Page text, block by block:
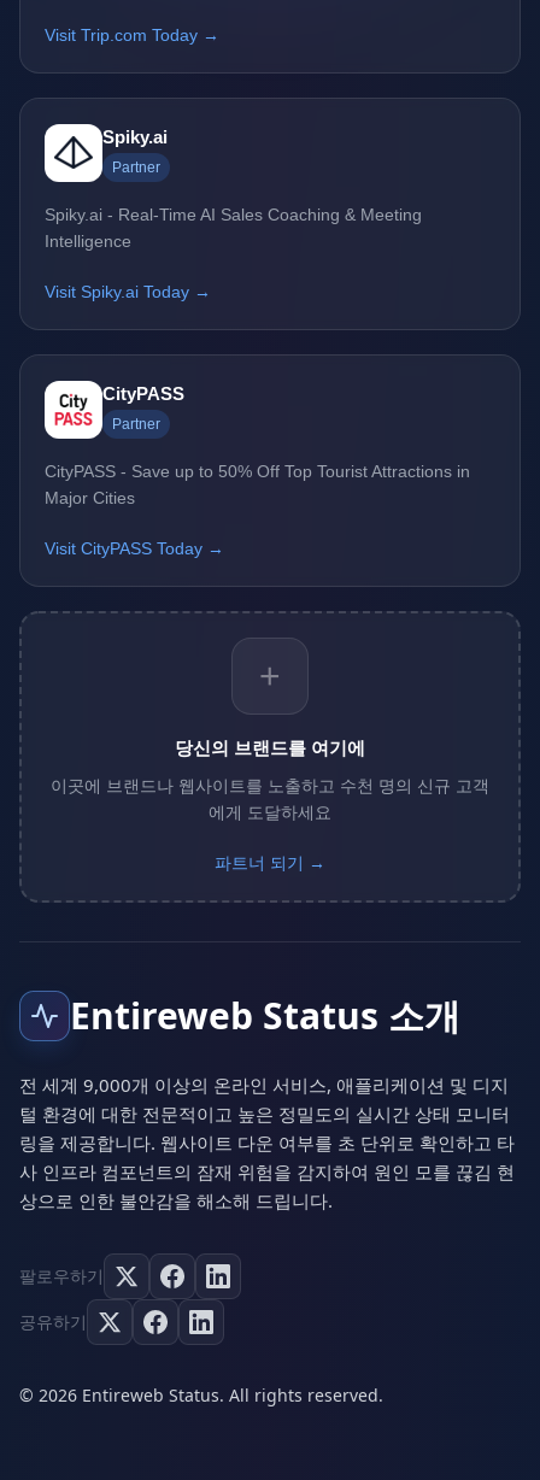
Visit Trip.com Today →
Spiky.ai
Partner
Spiky.ai - Real-Time AI Sales Coaching & Meeting
Intelligence
Visit Spiky.ai Today →
CityPASS
Partner
CityPASS - Save up to 50% Off Top Tourist Attractions in
Major Cities
Visit CityPASS Today →
+
당신의 브랜드를 여기에
이곳에 브랜드나 웹사이트를 노출하고 수천 명의 신규 고객
에게 도달하세요
파트너 되기 →
Entireweb Status 소개
전 세계 9,000개 이상의 온라인 서비스, 애플리케이션 및 디지
털 환경에 대한 전문적이고 높은 정밀도의 실시간 상태 모니터
링을 제공합니다. 웹사이트 다운 여부를 초 단위로 확인하고 타
사 인프라 컴포넌트의 잠재 위험을 감지하여 원인 모를 끊김 현
상으로 인한 불안감을 해소해 드립니다.
팔로우하기
공유하기
© 2026 Entireweb Status. All rights reserved.